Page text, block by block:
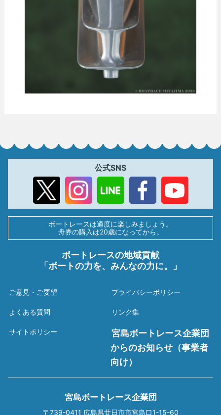
公式SNS
ボートレースは適度に楽しみましょう。
舟券の購入は20歳になってから。
ボートレースの地域貢献
「ボートの力を、みんなの力に。」
ご意見・ご要望
よくある質問
サイトポリシー
プライバシーポリシー
リンク集
宮島ボートレース企業団
からのお知らせ（事業者
向け）
宮島ボートレース企業団
〒739-0411 広島県廿日市市宮島口1-15-60